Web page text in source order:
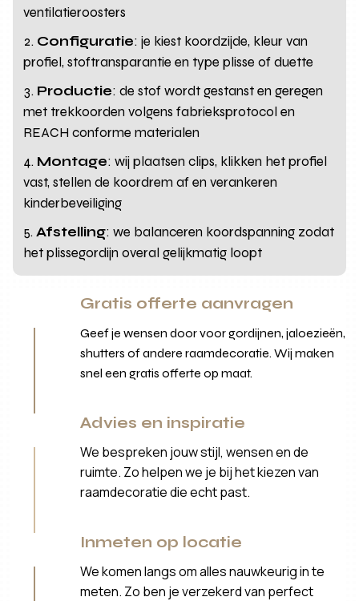
ventilatieroosters
Configuratie: je kiest koordzijde, kleur van
profiel, stoftransparantie en type plisse of duette
Productie: de stof wordt gestanst en geregen
met trekkoorden volgens fabrieksprotocol en
REACH conforme materialen
Montage: wij plaatsen clips, klikken het profiel
vast, stellen de koordrem af en verankeren
kinderbeveiliging
Afstelling: we balanceren koordspanning zodat
het plissegordijn overal gelijkmatig loopt
Gratis offerte aanvragen
Geef je wensen door voor gordijnen, jaloezieën,
shutters of andere raamdecoratie. Wij maken
snel een gratis offerte op maat.
Advies en inspiratie
We bespreken jouw stijl, wensen en de
ruimte. Zo helpen we je bij het kiezen van
raamdecoratie die echt past.
Inmeten op locatie
We komen langs om alles nauwkeurig in te
meten. Zo ben je verzekerd van perfect